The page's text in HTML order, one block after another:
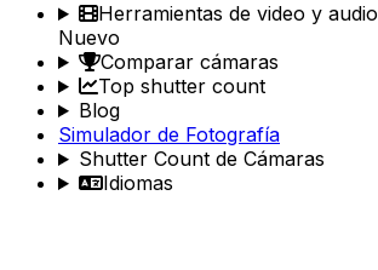
Herramientas de video y audio
Nuevo
Comparar cámaras
Top shutter count
Blog
Simulador de Fotografía
Shutter Count de Cámaras
Idiomas